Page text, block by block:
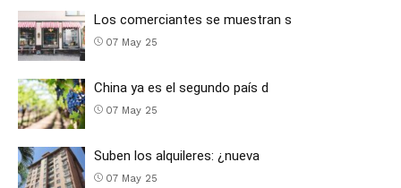
Los comerciantes se muestran s
07 May 25
China ya es el segundo país d
07 May 25
Suben los alquileres: ¿nueva
07 May 25